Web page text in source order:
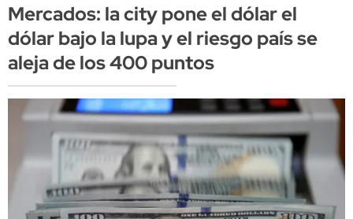
Mercados: la city pone el dólar el
dólar bajo la lupa y el riesgo país se
aleja de los 400 puntos